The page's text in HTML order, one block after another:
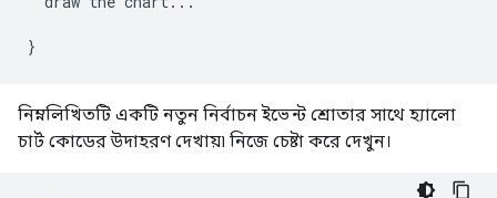
}
নিম্নলিখিতটি একটি নতুন নির্বাচন ইভেন্ট শ্রোতার সাথে হ্যালো
চার্ট কোডের উদাহরণ দেখায়৷ নিজে চেষ্টা করে দেখুন।